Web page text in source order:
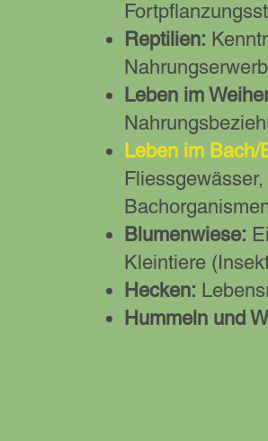
Reptilien:
Leben im
Leben im
Blumenwiese:
Kleintiere
Hecken:
Hummeln und